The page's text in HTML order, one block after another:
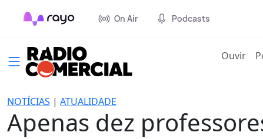
On Air Podcasts
Ouvir
NOTÍCIAS | ATUALIDADE
Apenas dez